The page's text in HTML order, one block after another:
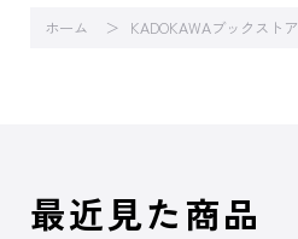
ホーム KADOKAWAブックストア
最近見た商品